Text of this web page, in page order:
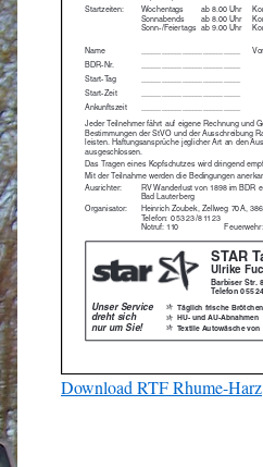
Download RTF Rhume-Harz